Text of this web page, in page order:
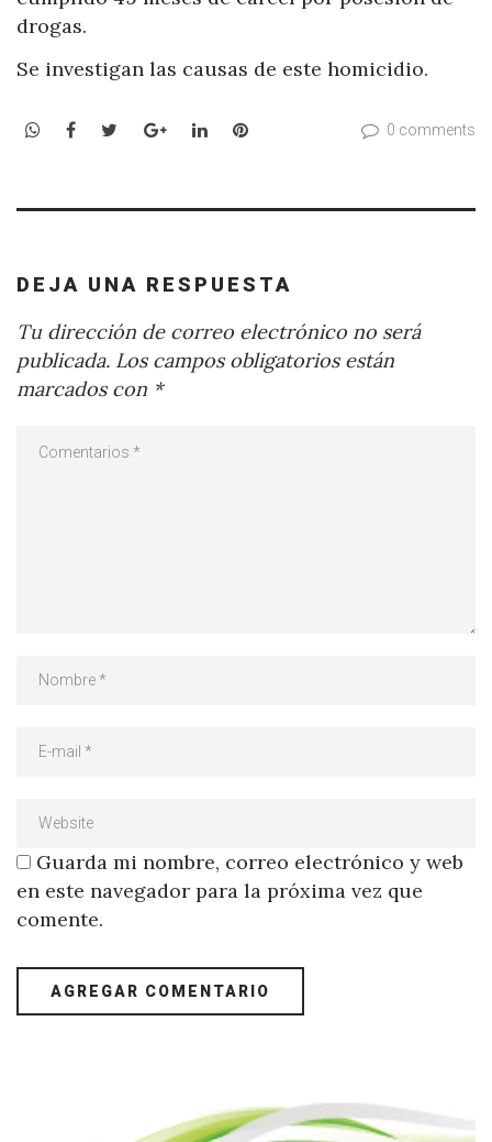
drogas.
Se investigan las causas de este homicidio.
WhatsApp
Facebook
TwitterGoogle+LinkedInPinterest 0 comments
DEJA UNA RESPUESTA
Tu dirección de correo electrónico no será
publicada. Los campos obligatorios están
marcados con *
Guarda mi nombre, correo electrónico y web
en este navegador para la próxima vez que
comente.